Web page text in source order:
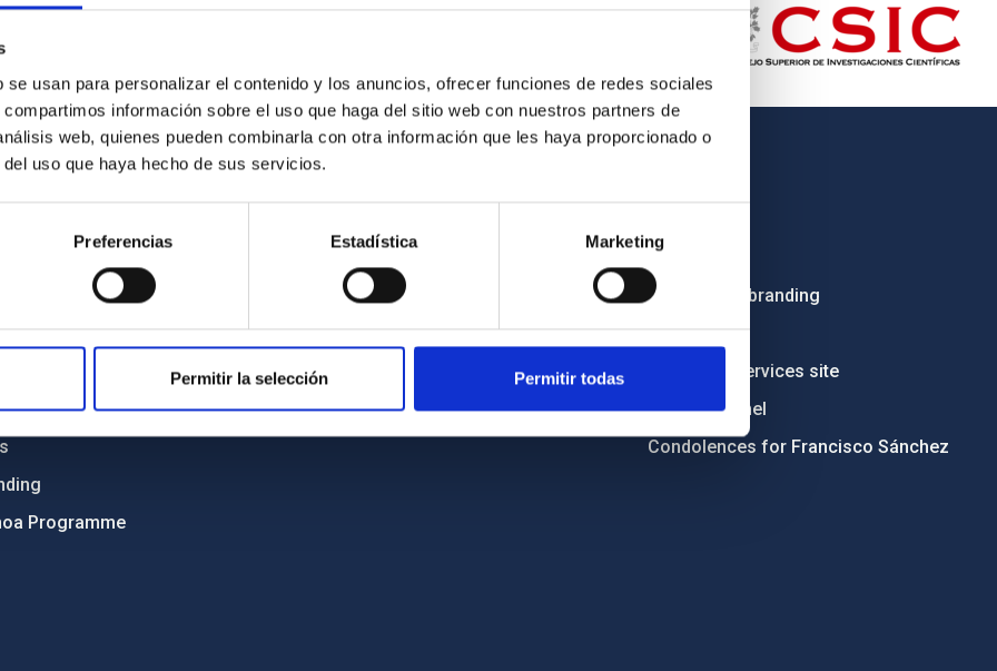
usan para personalizar el contenido y los anuncios, ofrecer funciones de redes sociales
información sobre el uso que haga del sitio web con nuestros partners de
web, quienes pueden combinarla con otra información que les haya proporcionado o
uso que haya hecho de sus servicios.
Preferencias Estadística Marketing
Permitir la selección Permitir todas
and anti-fraud policy
and diversity
Programme
IAC PORTAL
Legal notice
Cookies policy
Accessibility
Tenders
Institutional branding
RSS
Electronic services site
Ethics channel
Condolences for Francisco Sánchez